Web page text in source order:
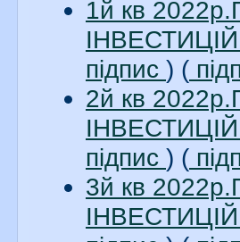
1й кв
підпис ) (
2й кв
підпис ) (
3й кв